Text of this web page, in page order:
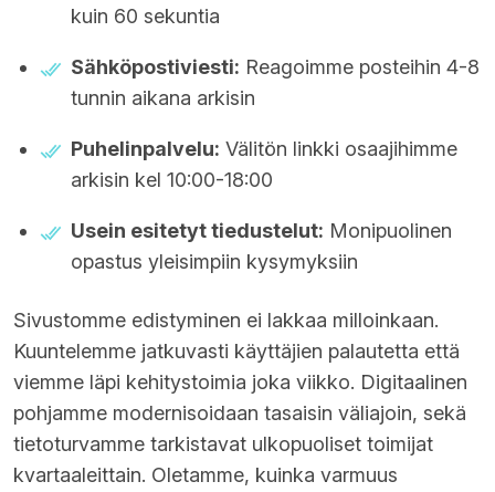
kuin 60 sekuntia
Sähköpostiviesti: Reagoimme posteihin 4-8
tunnin aikana arkisin
Puhelinpalvelu: Välitön linkki osaajihimme
arkisin kel 10:00-18:00
Usein esitetyt tiedustelut: Monipuolinen
opastus yleisimpiin kysymyksiin
Sivustomme edistyminen ei lakkaa milloinkaan.
Kuuntelemme jatkuvasti käyttäjien palautetta että
viemme läpi kehitystoimia joka viikko. Digitaalinen
pohjamme modernisoidaan tasaisin väliajoin, sekä
tietoturvamme tarkistavat ulkopuoliset toimijat
kvartaaleittain. Oletamme, kuinka varmuus